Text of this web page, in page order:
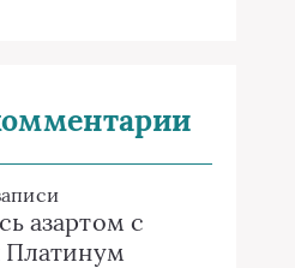
азартом с
Платинум